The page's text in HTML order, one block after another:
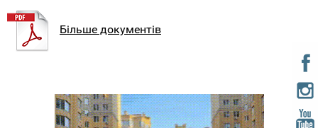
Більше документів